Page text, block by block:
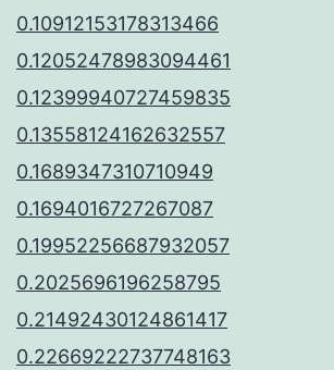
0.10912153178313466
0.12052478983094461
0.12399940727459835
0.13558124162632557
0.1689347310710949
0.1694016727267087
0.19952256687932057
0.2025696196258795
0.21492430124861417
0.22669222737748163